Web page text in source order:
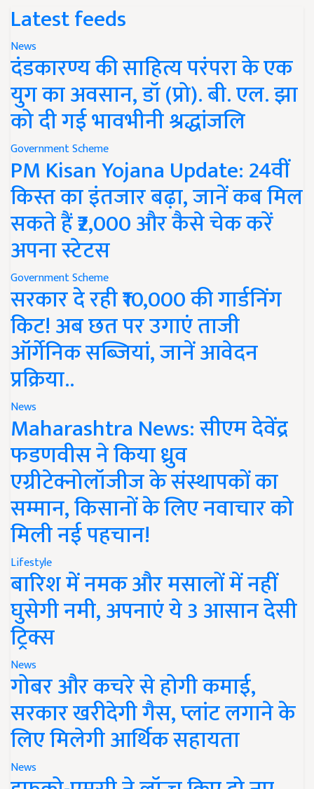
Latest feeds
News
दंडकारण्य की साहित्य परंपरा के एक
युग का अवसान, डॉ (प्रो). बी. एल. झा
को दी गई भावभीनी श्रद्धांजलि
Government Scheme
PM Kisan Yojana Update: 24वीं
किस्त का इंतजार बढ़ा, जानें कब मिल
सकते हैं ₹2,000 और कैसे चेक करें
अपना स्टेटस
Government Scheme
सरकार दे रही ₹10,000 की गार्डनिंग
किट! अब छत पर उगाएं ताजी
ऑर्गेनिक सब्जियां, जानें आवेदन
प्रक्रिया..
News
Maharashtra News: सीएम देवेंद्र
फडणवीस ने किया ध्रुव
एग्रीटेक्नोलॉजीज के संस्थापकों का
सम्मान, किसानों के लिए नवाचार को
मिली नई पहचान!
Lifestyle
बारिश में नमक और मसालों में नहीं
घुसेगी नमी, अपनाएं ये 3 आसान देसी
ट्रिक्स
News
गोबर और कचरे से होगी कमाई,
सरकार खरीदेगी गैस, प्लांट लगाने के
लिए मिलेगी आर्थिक सहायता
News